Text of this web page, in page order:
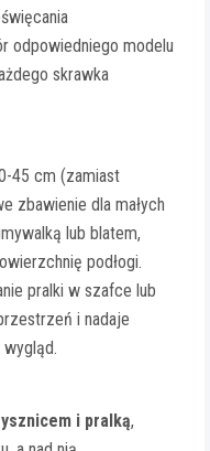
odpowiedniego modelu
skrawka
45 cm (zamiast
zbawienie dla małych
lub blatem,
podłogi.
pralki w szafce lub
i nadaje
wygląd.
i pralką,